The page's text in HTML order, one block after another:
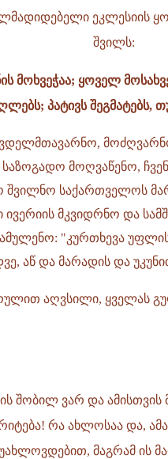
ეკლესიის
შვილს:
მოხვეჭაა; ყოველ
პატივს შეგმატებს,
მოღვაწენო,
შვილნო საქართველოს
მკვიდრნო და
"კურთხევა
აწ და მარადის და
აღვსილი, ყველას
შობილ ვარ და
რა ახლოსაა და,
მაგრამ ის